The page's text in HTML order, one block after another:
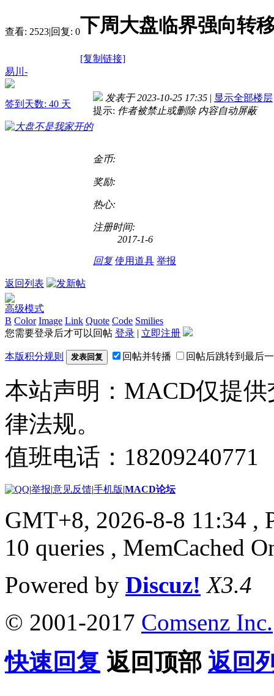
查看: 2523|回复: 0下周大盘临界强向转
[复制链接]
易川-
签到天数: 40 天
发表于 2023-10-25 17:35 | 显示全部楼层
提示: 作者被禁止或删除 内容自动屏蔽
金币:
奖励:
热心:
注册时间:
2017-1-6
回复 使用道具 举报
返回列表
高级模式
B Color Image Link Quote Code Smilies
您需要登录后才可以回帖 登录 | 立即注册
本版积分规则 发表回复 回帖并转播 回帖后跳转到最后
本站声明：MACD仅提
律法规。
值班电话：
|举报|意见反馈|手机版|MACD论坛
GMT+8, 2026-8-8 11:34 ,
10 queries , MemCached
Powered by Discuz! X3.4
© 2001-2017 Comsenz Inc.
快速回复 返回顶部 返回